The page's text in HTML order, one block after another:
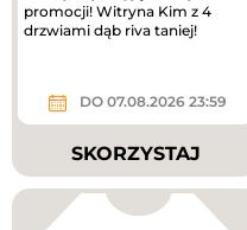
promocji! Witryna Kim z 4
drzwiami dąb riva taniej!
DO 07.08.2026 23:59
SKORZYSTAJ